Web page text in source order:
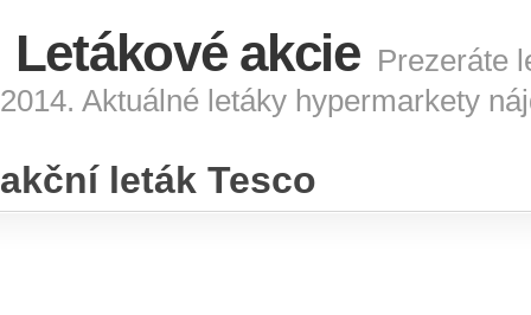
Letákové akcie Prezeráte
2014. Aktuálné letáky hypermarkety
akční leták Tesco